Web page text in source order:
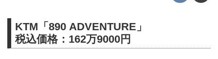
KTM「890 ADVENTURE」
税込価格：162万9000円